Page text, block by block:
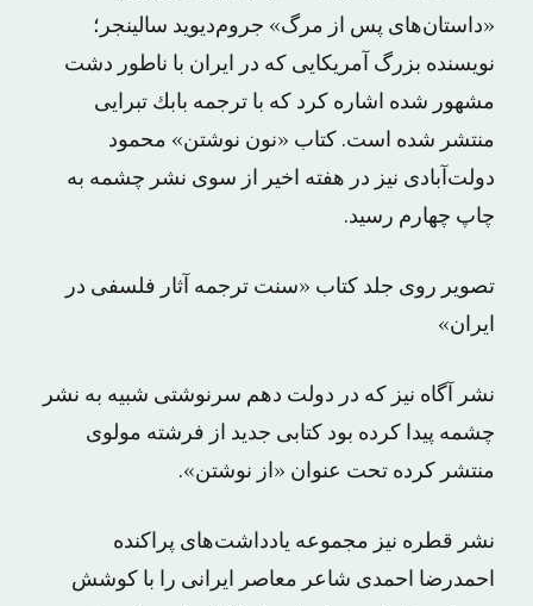
«ﺩﺍﺳﺘﺎﻥﻫﺎی ﭘﺲ ﺍﺯ ﻣﺮﮒ» ﺟﺮﻭﻡﺩﻳﻮﻳﺪ ﺳﺎﻟﻴﻨﺠﺮ؛
نویسنده بزرگ آمریکایی که در ایران با ناطور دشت
مشهور شده اشاره کرد که با ترجمه ﺑﺎﺑﻚ ﺗﺒﺮﺍیی
منتشر شده است. کتاب «نون نوشتن» محمود
دولت‌آبادی نیز در هفته اخیر از سوی نشر چشمه به
چاپ چهارم رسید.
تصویر روی جلد کتاب «سنت ترجمه آثار فلسفی در
ایران»
نشر آگاه نیز که در دولت دهم سرنوشتی شبیه به نشر
چشمه پیدا کرده بود کتابی جدید از فرشته مولوی
منتشر کرده تحت عنوان «ﺍﺯ ﻧﻮﺷﺘﻦ».
نشر قطره نیز مجموعه یادداشت‌های پراکنده
احمدرضا احمدی شاعر معاصر ایرانی را با کوشش